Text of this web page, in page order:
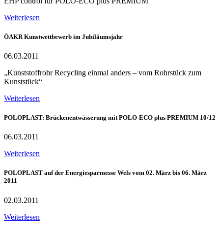
Weiterlesen
ÖAKR Kunstwettbewerb im Jubiläumsjahr
06.03.2011
„Kunststoffrohr Recycling einmal anders – vom Rohrstück zum
Kunststück“
Weiterlesen
POLOPLAST: Brückenentwässerung mit POLO-ECO plus PREMIUM 10/12
06.03.2011
Weiterlesen
POLOPLAST auf der Energiesparmesse Wels vom 02. März bis 06. März
2011
02.03.2011
Weiterlesen